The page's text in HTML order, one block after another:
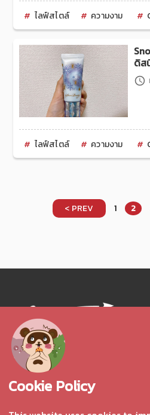
ไลฟ์สไตล์ ความงาม
ดิส
ไลฟ์สไตล์ ความงาม
< PREV 1 2
Follow us!
Cookie Policy